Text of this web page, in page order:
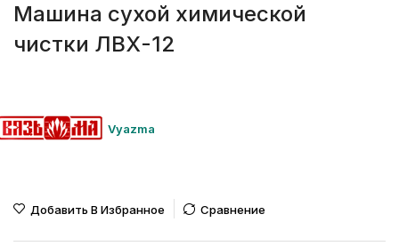
Машина сухой химической
чистки ЛВХ-12
Vyazma
Добавить В Избранное Сравнение